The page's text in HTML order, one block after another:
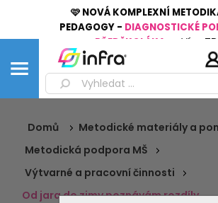
🩷 NOVÁ KOMPLEXNÍ
PEDAGOGY - DIAGNOSTICKÉ
PŘEDŠKOLÁKA
Více
Domů
Metodické materiály a
Metodická podpora MŠ
Výtvarné a pracovní činnosti
Od jara do zimy poznávám rozdíly